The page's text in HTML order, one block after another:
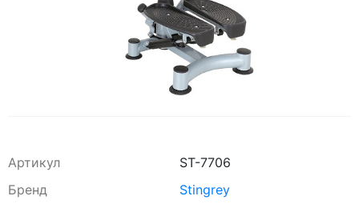
Артикул
ST-7706
Бренд
Stingrey